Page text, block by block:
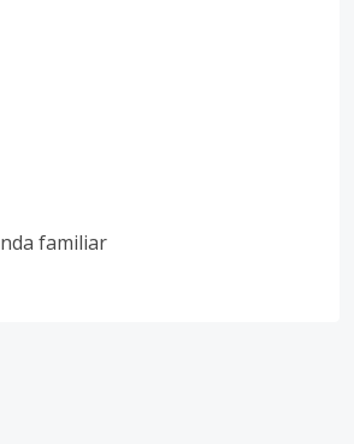
familiar